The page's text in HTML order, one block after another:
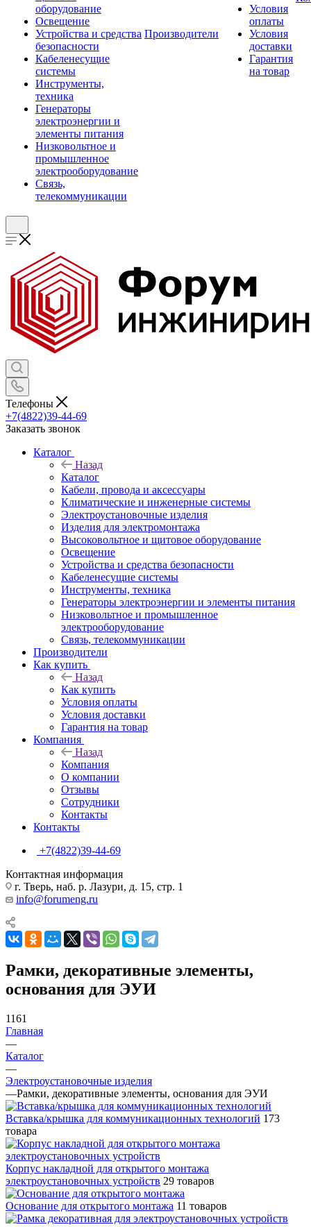
оборудование
Освещение
Устройства и средства
безопасности
Кабеленесущие
системы
Инструменты,
техника
Генераторы
электроэнергии и
элементы питания
Низковольтное и
промышленное
электрооборудование
Связь,
телекоммуникации
Производители
Условия
оплаты
Условия
доставки
Гарантия
на товар
Телефоны
+7(4822)39-44-69
Заказать звонок
Каталог
Назад
Каталог
Кабели, провода и аксессуары
Климатические и инженерные системы
Электроустановочные изделия
Изделия для электромонтажа
Высоковольтное и щитовое оборудование
Освещение
Устройства и средства безопасности
Кабеленесущие системы
Инструменты, техника
Генераторы электроэнергии и элементы питания
Низковольтное и промышленное
электрооборудование
Связь, телекоммуникации
Производители
Как купить
Назад
Как купить
Условия оплаты
Условия доставки
Гарантия на товар
Компания
Назад
Компания
О компании
Отзывы
Сотрудники
Контакты
Контакты
+7(4822)39-44-69
Контактная информация
г. Тверь, наб. р. Лазури, д. 15, стр. 1
info@forumeng.ru
Рамки, декоративные элементы,
основания для ЭУИ
1161
Главная
—
Каталог
—
Электроустановочные изделия
—Рамки, декоративные элементы, основания для ЭУИ
Вставка/крышка для коммуникационных технологий 173
товара
Корпус накладной для открытого монтажа
электроустановочных устройств 29 товаров
Основание для открытого монтажа 11 товаров